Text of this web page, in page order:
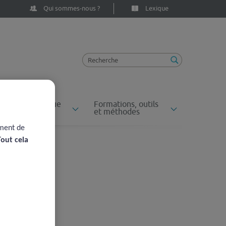
Lexique
Qui sommes-nous ?
Dossiers du risque Formations, outils
et méthodes
de
cela